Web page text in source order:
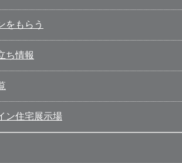
をもらう
ち情報
ン住宅展示場